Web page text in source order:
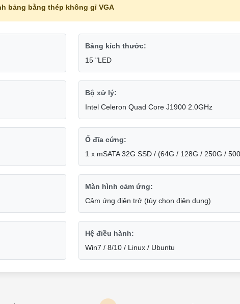
bảng bằng thép không gỉ VGA
Bảng kích thước:
15 "LED
Bộ xử lý:
Intel Celeron Quad Core J1900 2.0GHz
Ổ đĩa cứng:
1 x mSATA 32G SSD / (64G / 128G / 250G /
Màn hình cảm ứng:
Cảm ứng điện trở (tùy chọn điện dung)
Hệ điều hành:
Win7 / 8/10 / Linux / Ubuntu